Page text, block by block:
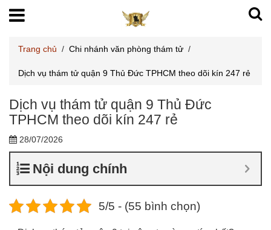
Trang chủ / Chi nhánh văn phòng thám tử /
Dịch vụ thám tử quận 9 Thủ Đức TPHCM theo dõi kín 247 rẻ
Dịch vụ thám tử quận 9 Thủ Đức
TPHCM theo dõi kín 247 rẻ
28/07/2026
Nội dung chính
5/5 - (55 bình chọn)